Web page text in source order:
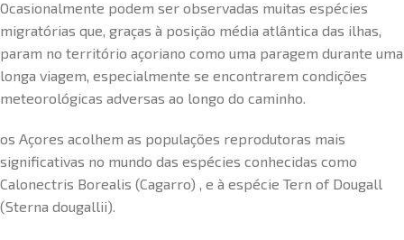
Ocasionalmente podem ser observadas muitas espécies
migratórias que, graças à posição média atlântica das ilhas,
param no território açoriano como uma paragem durante uma
longa viagem, especialmente se encontrarem condições
meteorológicas adversas ao longo do caminho.
os Açores acolhem as populações reprodutoras mais
significativas no mundo das espécies conhecidas como
Calonectris Borealis (Cagarro) , e à espécie Tern of Dougall
(Sterna dougallii).